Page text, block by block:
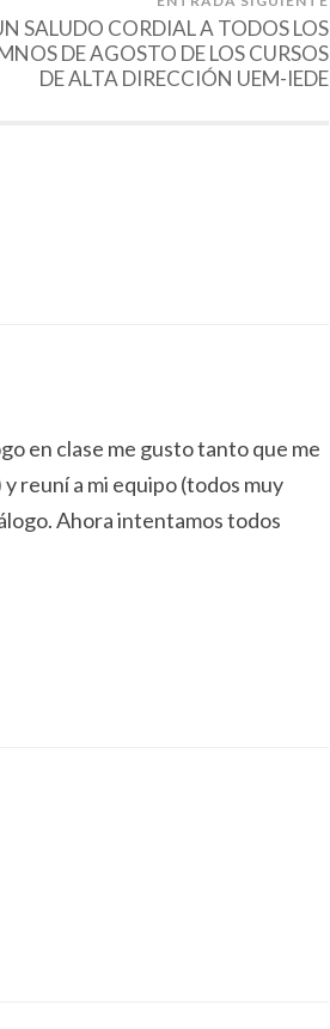
SALUDO CORDIAL A TODOS LOS
DE AGOSTO DE LOS CURSOS
DE ALTA DIRECCIÓN UEM-IEDE
en clase me gusto tanto que me
reuní a mi equipo (todos muy
Ahora intentamos todos